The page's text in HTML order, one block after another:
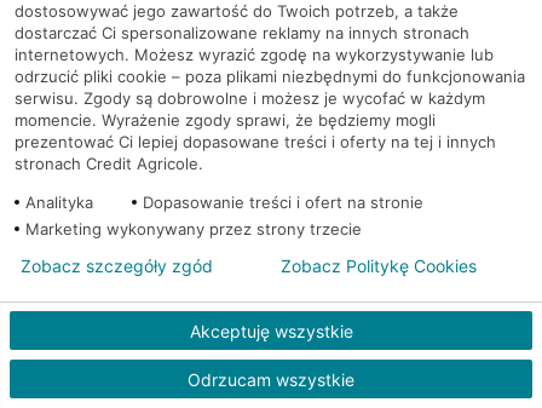
Zgierz, Tuwima 20 Bankomat (Planet Cash)
Zgierz, ul. 3 Maja 4 Bankomat (Euronet)
Zgierz, ul. 3 Maja 4 Bankomat (Euronet)
Zgierz, ul. Armii Krajowej 10 Bankomat (Euronet)
Zgierz, ul. Długa 7 Bankomat w placówce CA BP
Zgierz, ul. Długa 7 Bankomat w placówce CA BP
Zgierz, ul. Gałczyńskiego 40 Bankomat (Euronet)
dostosowywać jego zawartość do Twoich potrzeb, a także
dostarczać Ci spersonalizowane reklamy na innych stronach
internetowych. Możesz wyrazić zgodę na wykorzystywanie lub
odrzucić pliki cookie – poza plikami niezbędnymi do funkcjonowania
serwisu. Zgody są dobrowolne i możesz je wycofać w każdym
momencie. Wyrażenie zgody sprawi, że będziemy mogli
prezentować Ci lepiej dopasowane treści i oferty na tej i innych
stronach Credit Agricole.
Analityka
Dopasowanie treści i ofert na stronie
Marketing wykonywany przez strony trzecie
Akceptuję wszystkie
Odrzucam wszystkie
Zobacz szczegóły zgód Zobacz Politykę Cookies